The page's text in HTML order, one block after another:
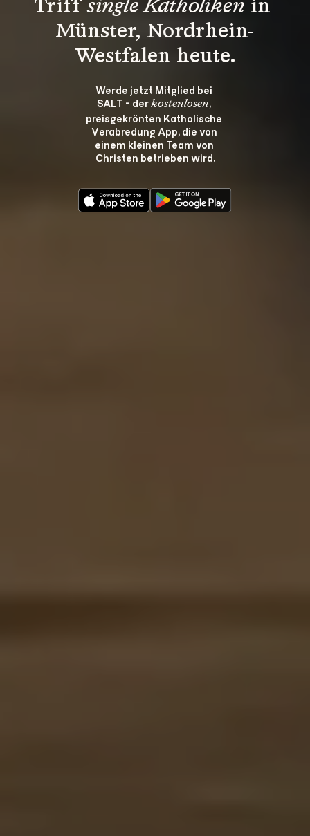
Triff single Katholiken in
Münster, Nordrhein-
Westfalen heute.
Werde jetzt Mitglied bei
SALT - der kostenlosen,
preisgekrönten Katholische
Verabredung App, die von
einem kleinen Team von
Christen betrieben wird.